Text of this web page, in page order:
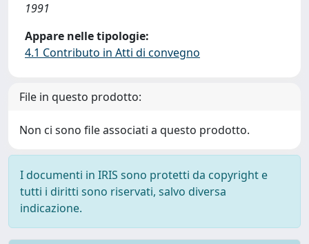
1991
Appare nelle tipologie:
4.1 Contributo in Atti di convegno
File in questo prodotto:
Non ci sono file associati a questo prodotto.
I documenti in IRIS sono protetti da copyright e
tutti i diritti sono riservati, salvo diversa
indicazione.